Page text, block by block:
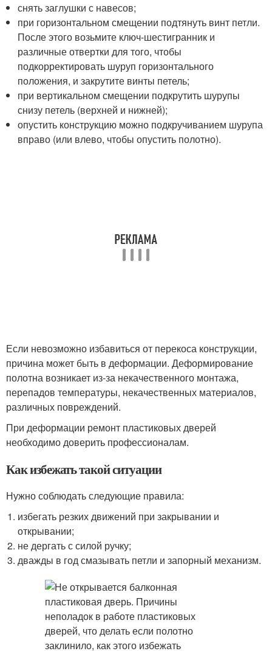
снять заглушки с навесов;
при горизонтальном смещении подтянуть винт петли.
После этого возьмите ключ-шестигранник и
различные отвертки для того, чтобы
подкорректировать шуруп горизонтального
положения, и закрутите винты петель;
при вертикальном смещении подкрутить шурупы
снизу петель (верхней и нижней);
опустить конструкцию можно подкручиванием шурупа
вправо (или влево, чтобы опустить полотно).
Если невозможно избавиться от перекоса конструкции,
причина может быть в деформации. Деформирование
полотна возникает из-за некачественного монтажа,
перепадов температуры, некачественных материалов,
различных повреждений.
При деформации ремонт пластиковых дверей
необходимо доверить профессионалам.
Как избежать такой ситуации
Нужно соблюдать следующие правила:
избегать резких движений при закрывании и
открывании;
не дергать с силой ручку;
дважды в год смазывать петли и запорный механизм.